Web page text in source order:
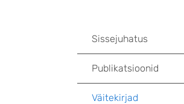
Sissejuhatus
Publikatsioonid
Väitekirjad